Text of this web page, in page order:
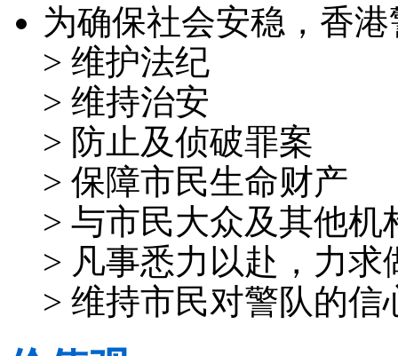
为确保社会安稳，香
> 维护法纪
> 维持治安
> 防止及侦破罪案
> 保障市民生命财产
> 与市民大众及其他
> 凡事悉力以赴，力求
> 维持市民对警队的信